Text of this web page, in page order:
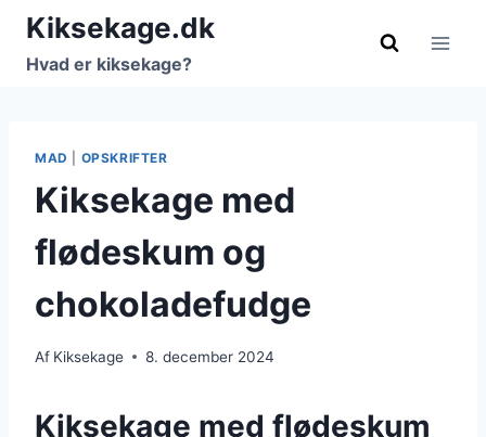
Fortsæt
indhold
Kiksekage.dk
Hvad er kiksekage?
MAD OPSKRIFTER
Kiksekage med
flødeskum og
chokoladefudge
Af Kiksekage 8. december 2024
Kiksekage med flødeskum